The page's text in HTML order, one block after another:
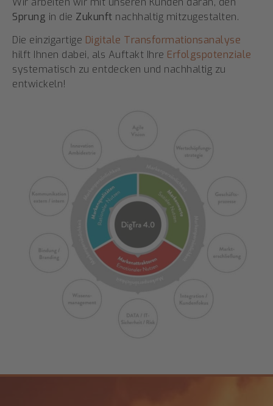
Sprung in die Zukunft nachhaltig mitzugestalten.
Die einzigartige Digitale Transformationsanalyse
hilft Ihnen dabei, als Auftakt Ihre Erfolgspotenziale
systematisch zu entdecken und nachhaltig zu
entwickeln!